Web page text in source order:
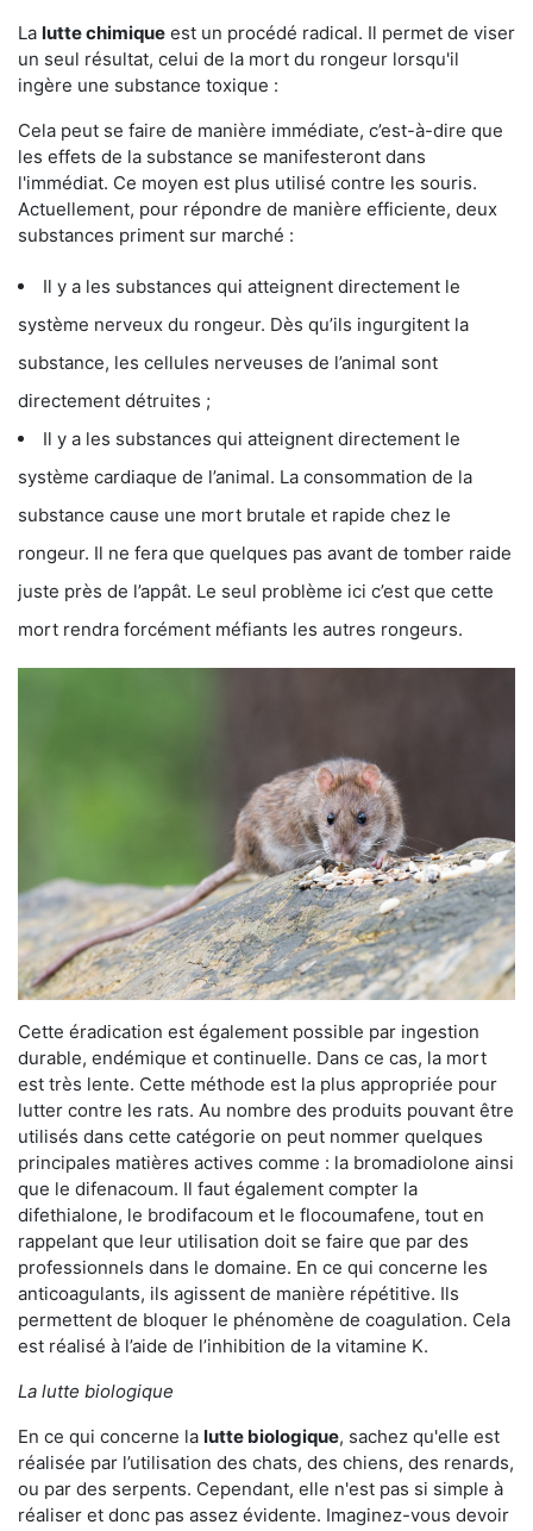
La lutte chimique est un procédé radical. Il permet de viser
un seul résultat, celui de la mort du rongeur lorsqu'il
ingère une substance toxique :
Cela peut se faire de manière immédiate, c’est-à-dire que
les effets de la substance se manifesteront dans
l'immédiat. Ce moyen est plus utilisé contre les souris.
Actuellement, pour répondre de manière efficiente, deux
substances priment sur marché :
Il y a les substances qui atteignent directement le
système nerveux du rongeur. Dès qu’ils ingurgitent la
substance, les cellules nerveuses de l’animal sont
directement détruites ;
Il y a les substances qui atteignent directement le
système cardiaque de l’animal. La consommation de la
substance cause une mort brutale et rapide chez le
rongeur. Il ne fera que quelques pas avant de tomber raide
juste près de l’appât. Le seul problème ici c’est que cette
mort rendra forcément méfiants les autres rongeurs.
Cette éradication est également possible par ingestion
durable, endémique et continuelle. Dans ce cas, la mort
est très lente. Cette méthode est la plus appropriée pour
lutter contre les rats. Au nombre des produits pouvant être
utilisés dans cette catégorie on peut nommer quelques
principales matières actives comme : la bromadiolone ainsi
que le difenacoum. Il faut également compter la
difethialone, le brodifacoum et le flocoumafene, tout en
rappelant que leur utilisation doit se faire que par des
professionnels dans le domaine. En ce qui concerne les
anticoagulants, ils agissent de manière répétitive. Ils
permettent de bloquer le phénomène de coagulation. Cela
est réalisé à l’aide de l’inhibition de la vitamine K.
La lutte biologique
En ce qui concerne la lutte biologique, sachez qu'elle est
réalisée par l’utilisation des chats, des chiens, des renards,
ou par des serpents. Cependant, elle n'est pas si simple à
réaliser et donc pas assez évidente. Imaginez-vous devoir